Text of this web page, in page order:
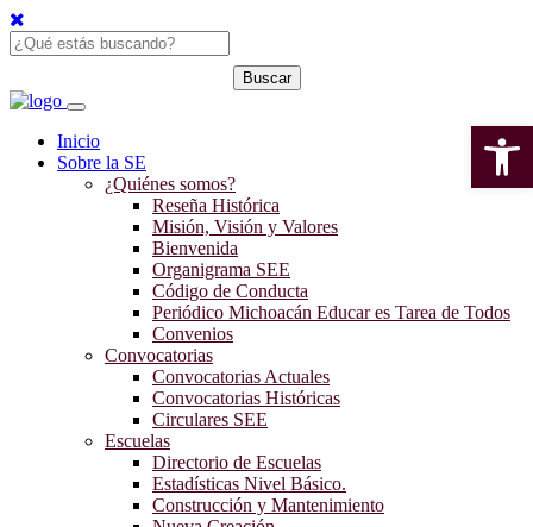
Inicio
Sobre la SE
¿Quiénes somos?
Reseña Histórica
Misión, Visión y Valores
Bienvenida
Organigrama SEE
Código de Conducta
Periódico Michoacán Educar es Tarea de Todos
Convenios
Convocatorias
Convocatorias Actuales
Convocatorias Históricas
Circulares SEE
Escuelas
Directorio de Escuelas
Estadísticas Nivel Básico.
Construcción y Mantenimiento